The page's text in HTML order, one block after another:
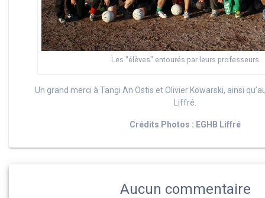
Les "élèves" entourés par leurs professeurs
Un grand merci à Tangi An Ostis et Olivier Kowarski, ainsi
Liffré.
Crédits Photos : EGHB Liffré
Aucun commentaire